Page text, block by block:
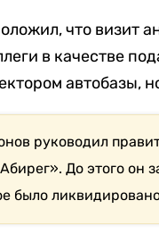
что визит
в качестве
автобазы,
руководил
До этого он
было